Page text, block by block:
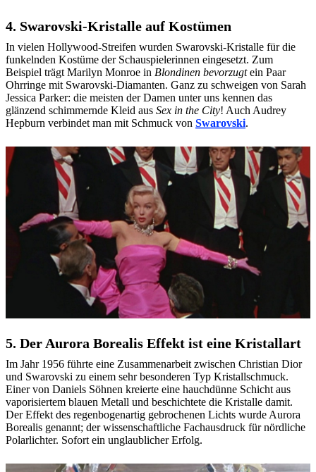
4. Swarovski-Kristalle auf Kostümen
In vielen Hollywood-Streifen wurden Swarovski-Kristalle für die
funkelnden Kostüme der Schauspielerinnen eingesetzt. Zum
Beispiel trägt Marilyn Monroe in Blondinen bevorzugtein Paar
Ohrringe mit Swarovski-Diamanten. Ganz zu schweigen von Sarah
Jessica Parker: die meisten der Damen unter uns kennen das
glänzend schimmernde Kleid aus Sex in the City! Auch Audrey
Hepburn verbindet man mit Schmuck von Swarovski.
5. Der Aurora Borealis Effekt ist eine Kristallart
Im Jahr 1956 führte eine Zusammenarbeit zwischen Christian Dior
und Swarovski zu einem sehr besonderen Typ Kristallschmuck.
Einer von Daniels Söhnen kreierte eine hauchdünne Schicht aus
vaporisiertem blauen Metall und beschichtete die Kristalle damit.
Der Effekt des regenbogenartig gebrochenen Lichts wurde Aurora
Borealis genannt; der wissenschaftliche Fachausdruck für nördliche
Polarlichter. Sofort ein unglaublicher Erfolg.